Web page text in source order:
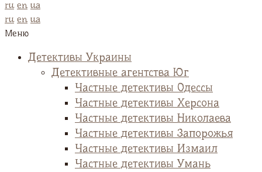
ru en ua
ru en ua
Меню
Детективы Украины
Детективные агентства Юг
Частные детективы Одессы
Частные детективы Херсона
Частные детективы Николаева
Частные детективы Запорожья
Частные детективы Измаил
Частные детективы Умань